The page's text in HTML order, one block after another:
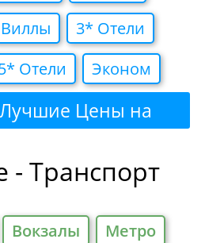
Виллы
3* Отели
Отели Эконом
Цены на
- Транспорт
Вокзалы
Метро